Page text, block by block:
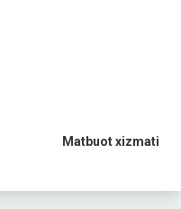
Matbuot xizmati